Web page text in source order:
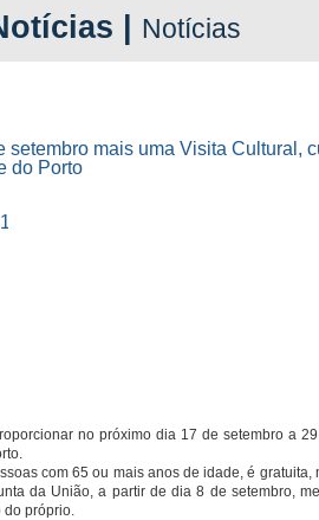
| Notícias
no próximo dia 17 de setembro a
com 65 ou mais anos de idade, é
da União, a partir de dia 8 de setembro,
do próprio.